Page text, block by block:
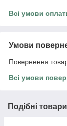
Всі умови
Умови
Повернення
Всі умови
Подібні